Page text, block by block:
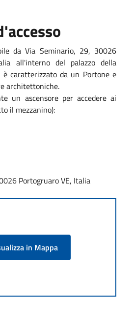
da Via Seminario, 29, 30026
all'interno del palazzo della
è caratterizzato da un Portone e
architettoniche.
un ascensore per accedere ai
il mezzanino):
Portogruaro VE, Italia
in Mappa